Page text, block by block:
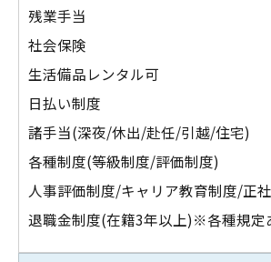
残業手当
社会保険
生活備品レンタル可
日払い制度
諸手当(深夜/休出/赴任/引越/住宅)
各種制度(等級制度/評価制度)
人事評価制度/キャリア教育制度/正
退職金制度(在籍3年以上)※各種規定